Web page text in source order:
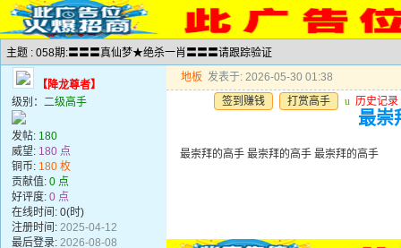
主题 : 058期:〓〓〓真仙梦★绝杀一肖〓〓〓请跟踪验证
【降龙尊者】
级别： 二级高手
发帖: 180
威望: 180 点
铜币: 180 枚
贡献值: 0 点
好评度: 0 点
在线时间: 0(时)
注册时间: 2025-04-12
最后登录: 2026-08-08
地板 发表于: 2026-05-30 01:38
签到赚钱
打赏高手 u 历史记录
最崇
最崇拜的高手 最崇拜的高手 最崇拜的高手